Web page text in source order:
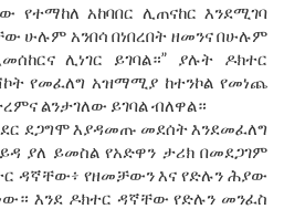
የተማከለ አከባበር ሊጠናከር እንደሚገባ
ሁሉም አንበሳ በነበረበት ዘመንና በሁሉም
ሊነገር ይገባል።” ያሉት ዶክተር
የመፈለግ አዝማሚያ ከተንኮል የመነጨ
ልንታገለው ይገባል ብለዋል።
ደጋግሞ እያዳመጡ መደሰት እንደመፈለግ
ያለ ይመስል የአድዋን ታሪክ በመደጋገም
ዳኛቸው፥ የዘመቻውን እና የድሉን ሕያው
እንደ ዶክተር ዳኛቸው የድሉን መንፈስ